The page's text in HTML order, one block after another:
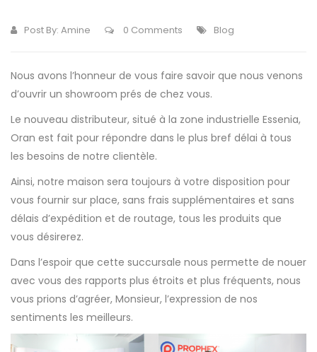
Post By: Amine 0 Comments Blog
Nous avons l’honneur de vous faire savoir que nous venons
d’ouvrir un showroom prés de chez vous.
Le nouveau distributeur, situé à la zone industrielle Essenia,
Oran est fait pour répondre dans le plus bref délai à tous
les besoins de notre clientèle.
Ainsi, notre maison sera toujours à votre disposition pour
vous fournir sur place, sans frais supplémentaires et sans
délais d’expédition et de routage, tous les produits que
vous désirerez.
Dans l’espoir que cette succursale nous permette de nouer
avec vous des rapports plus étroits et plus fréquents, nous
vous prions d’agréer, Monsieur, l’expression de nos
sentiments les meilleurs.